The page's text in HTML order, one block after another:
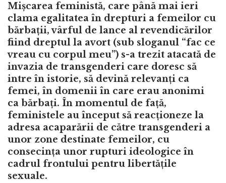
Mișcarea feministă, care până mai ieri
clama egalitatea în drepturi a femeilor cu
bărbații, vârful de lance al revendicărilor
fiind dreptul la avort (sub sloganul “fac ce
vreau cu corpul meu”) s-a trezit atacată de
invazia de transgenderi care doresc să
intre în istorie, să devină relevanți ca
femei, în domenii în care erau anonimi
ca bărbați. În momentul de față,
feministele au început să reacționeze la
adresa acaparării de către transgenderi a
unor zone destinate femeilor, cu
consecința unor rupturi ideologice în
cadrul frontului pentru libertățile
sexuale.